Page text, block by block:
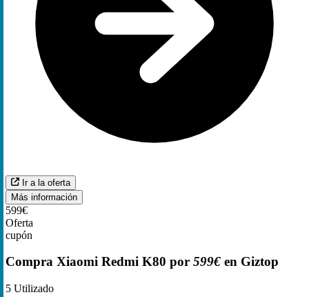
Ir a la oferta
Más información
599€
Oferta
cupón
Compra Xiaomi Redmi K80 por 599€ en Giztop
5 Utilizado